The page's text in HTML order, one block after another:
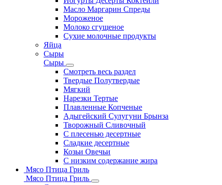
Масло Маргарин Спреды
Мороженое
Молоко сгущеное
Сухие молочные продукты
Яйца
Сыры
Сыры
Смотреть весь раздел
Твердые Полутвердые
Мягкий
Нарезки Тертые
Плавленные Копченые
Адыгейский Сулугуни Брынза
Творожный Сливочный
С плесенью десертные
Сладкие десертные
Козьи Овечьи
С низким содержание жира
Мясо Птица Гриль
Мясо Птица Гриль